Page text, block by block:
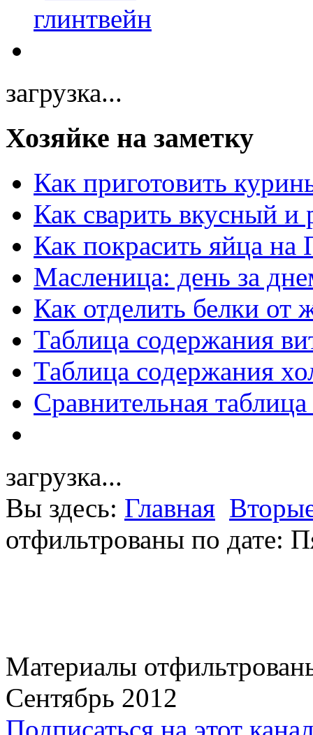
загрузка...
Хозяйке на заметку
Как приготовить
Как сварить вкусный и
Как покрасить яйца на
Масленица: день за
Как отделить белки от
Таблица содержания
Таблица содержания
Сравнительная
загрузка...
Вы здесь: Главная
отфильтрованы по дате:
Материалы
Сентябрь 2012